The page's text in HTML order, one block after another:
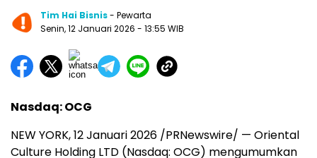
Tim Hai Bisnis- Pewarta
Senin, 12 Januari 2026 - 13:55 WIB
Nasdaq: OCG
NEW YORK, 12 Januari 2026 /PRNewswire/ — Oriental
Culture Holding LTD (Nasdaq: OCG) mengumumkan